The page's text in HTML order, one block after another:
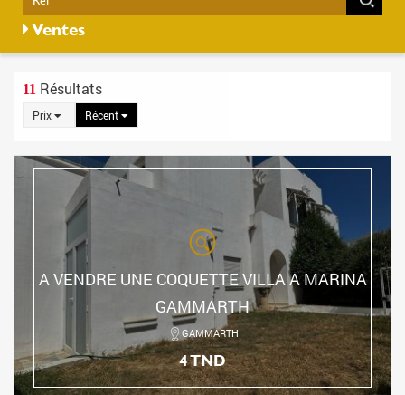
Ventes
11 Résultats
Prix Récent
A VENDRE UNE COQUETTE VILLA A MARINA
GAMMARTH
GAMMARTH
4 TND